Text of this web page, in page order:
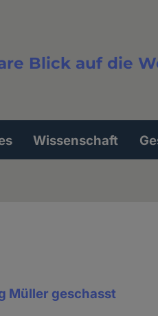
Blick auf die
Wissenschaft
Müller geschasst